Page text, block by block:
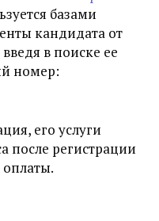
базами
кандидата от
в поиске ее
номер:
его услуги
после регистрации